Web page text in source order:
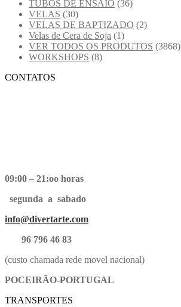
TUBOS DE ENSAIO (36)
VELAS (30)
VELAS DE BAPTIZADO (2)
Velas de Cera de Soja (1)
VER TODOS OS PRODUTOS (3868)
WORKSHOPS (8)
CONTATOS
09:00 – 21:oo horas
segunda a sabado
info@divertarte.com
96 796 46 83
(custo chamada rede movel nacional)
POCEIRÃO-PORTUGAL
TRANSPORTES